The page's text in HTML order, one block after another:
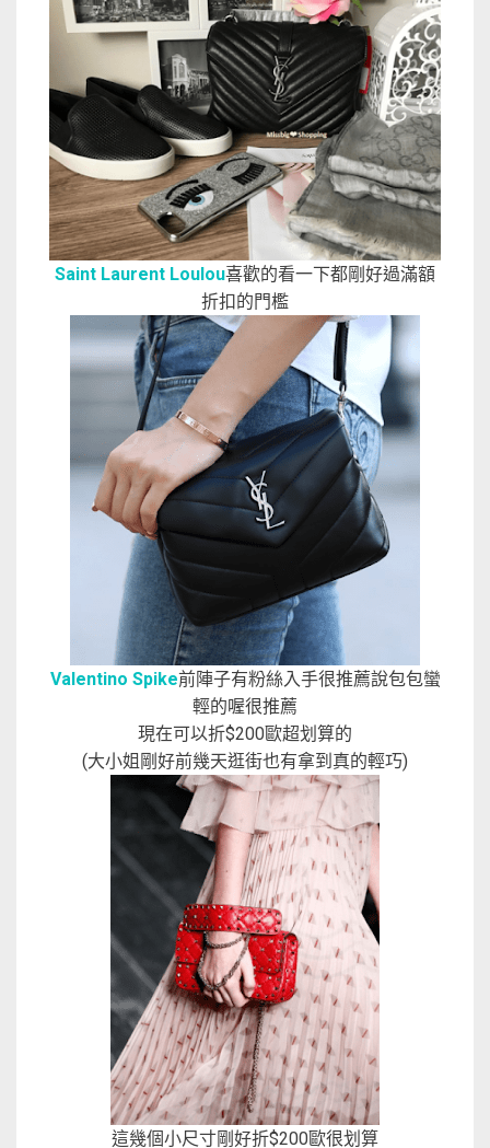
Saint Laurent Loulou喜歡的看一下都剛好過滿額
折扣的門檻
Valentino Spike前陣子有粉絲入手很推薦說包包蠻
輕的喔很推薦
現在可以折$200歐超划算的
(大小姐剛好前幾天逛街也有拿到真的輕巧)
這幾個小尺寸剛好折$200歐很划算